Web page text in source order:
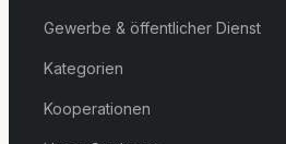
Gewerbe & öffentlicher Dienst
Kategorien
Kooperationen